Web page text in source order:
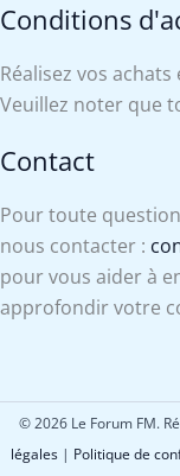
Conditions
Réalisez vos
Veuillez noter que
Contact
Pour toute
nous contacter :
pour vous aider à
approfondir votre
© 2026 Le Forum FM.
légales | Politique de